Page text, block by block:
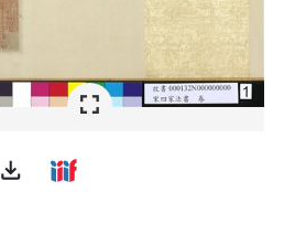
file_download